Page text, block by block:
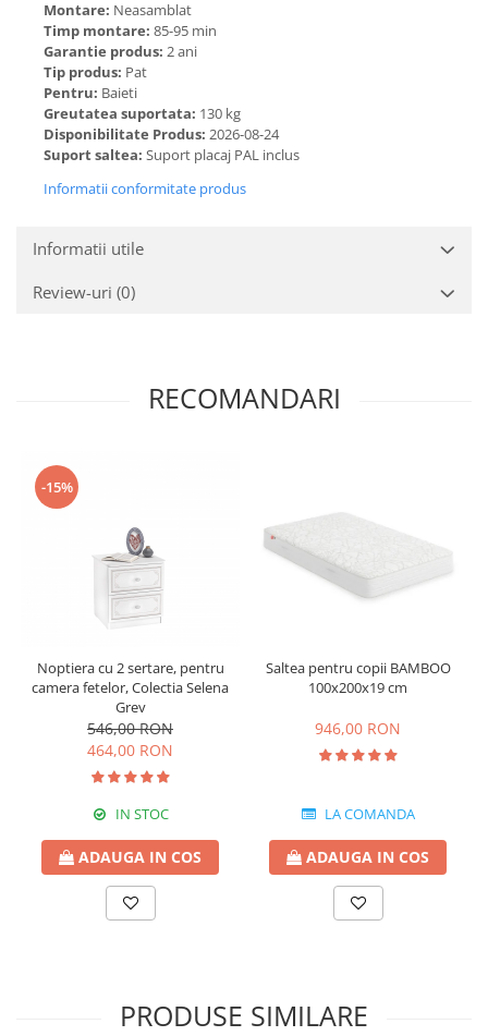
Montare: Neasamblat
Timp montare: 85-95 min
Garantie produs: 2 ani
Tip produs: Pat
Pentru: Baieti
Greutatea suportata: 130 kg
Disponibilitate Produs: 2026-08-24
Suport saltea: Suport placaj PAL inclus
Informatii conformitate produs
Informatii utile
Review-uri (0)
RECOMANDARI
-15%
Noptiera cu 2 sertare, pentru
camera fetelor, Colectia Selena
Grey
546,00 RON
464,00 RON
IN STOC
ADAUGA IN COS
Saltea pentru copii BAMBOO
100x200x19 cm
946,00 RON
LA COMANDA
ADAUGA IN COS
PRODUSE SIMILARE